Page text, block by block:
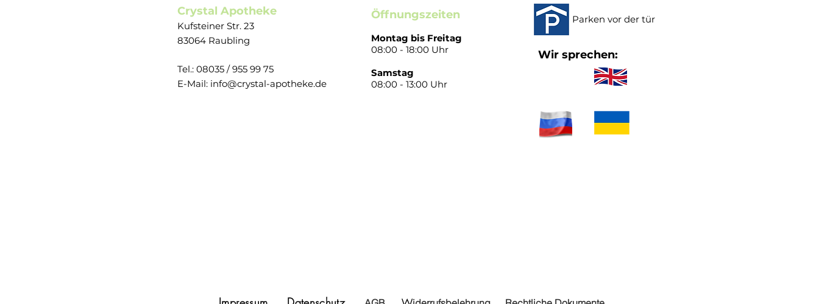
Crystal Apotheke
Kufsteiner Str. 23
83064 Raubling
Tel.: 08035 / 955 99 75
E-Mail: info@crystal-apotheke.de
Öffnungszeiten
Montag bis Freitag
08:00 - 18:00 Uhr
Samstag
08:00 - 13:00 Uhr
Parken vor der tür
Wir sprechen: